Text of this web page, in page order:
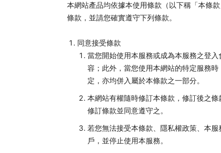
本網站產品均依據本使用條款（以下稱「本條
條款，並請您確實遵守下列條款。
同意接受條款
當您開始使用本服務或成為本服務之登
容；此外，當您使用本網站的特定服務
定，亦均併入屬於本條款之一部分。
本網站有權隨時修訂本條款，修訂後之
修訂條款並同意遵守之。
若您無法接受本條款、隱私權政策、本
戶，並停止使用本服務。